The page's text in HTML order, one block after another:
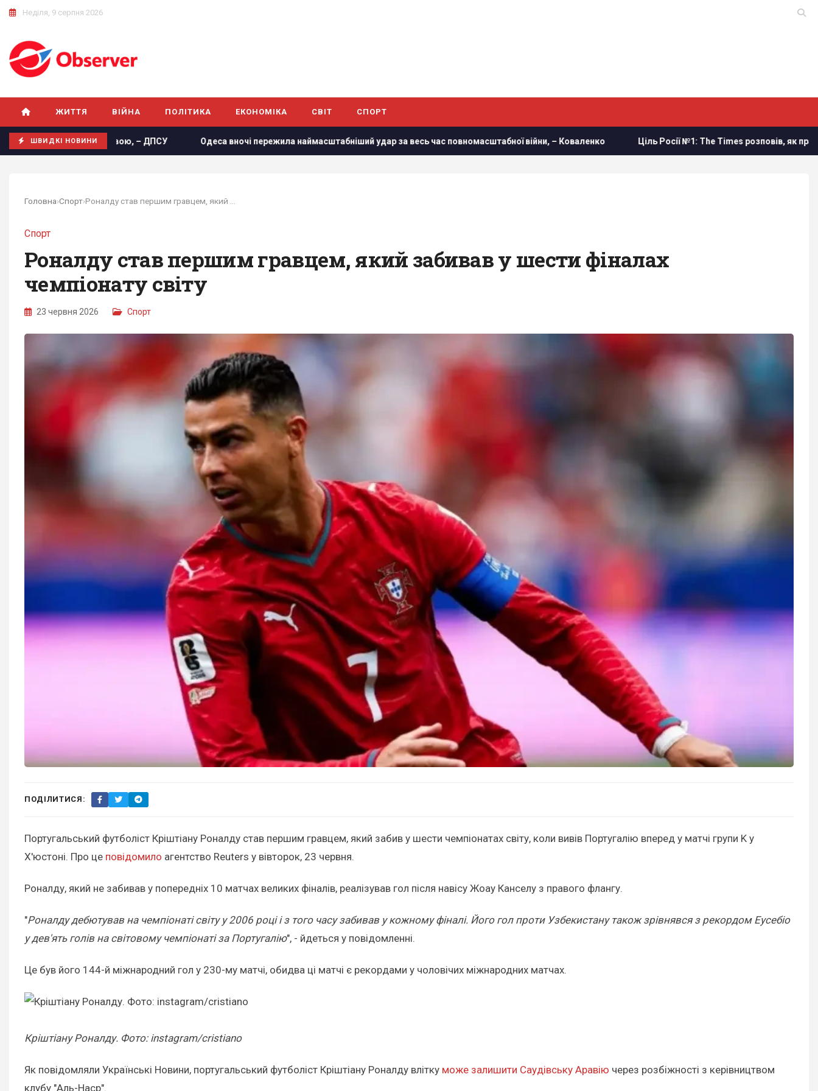
Неділя, 9 серпня 2026
ЖИТТЯ ВІЙНА ПОЛІТИКА ЕКОНОМІКА СВІТ СПОРТ
ШВИДКІ НОВИНИ
з Молдовою, – ДПСУ Одеса вночі пережила наймасштабніший удар за весь час повномасштабної війни, – Коваленко Ціль Росії №1: The Times розповів, як працює український
Головна›Спорт›
Спорт
Роналду став першим гравцем, який забивав у шести фіналах
чемпіонату світу
23 червня 2026 Спорт
ПОДІЛИТИСЯ:
Португальський футболіст Кріштіану Роналду став першим гравцем, який забив у шести чемпіонатах світу, коли вивів Португалію вперед у матчі групи K у
Х'юстоні. Про це повідомило агентство Reuters у вівторок, 23 червня.
Роналду, який не забивав у попередніх 10 матчах великих фіналів, реалізував гол після навісу Жоау Канселу з правого флангу.
"Роналду дебютував на чемпіонаті світу у 2006 році і з того часу забивав у кожному фіналі. Його гол проти Узбекистану також зрівнявся з рекордом Еусебіо
у дев'ять голів на світовому чемпіонаті за Португалію", - йдеться у повідомленні.
Це був його 144-й міжнародний гол у 230-му матчі, обидва ці матчі є рекордами у чоловічих міжнародних матчах.
Кріштіану Роналду. Фото: instagram/cristiano
Як повідомляли Українські Новини, португальський футболіст Кріштіану Роналду влітку може залишити Саудівську Аравію через розбіжності з керівництвом
клубу "Аль-Наср".